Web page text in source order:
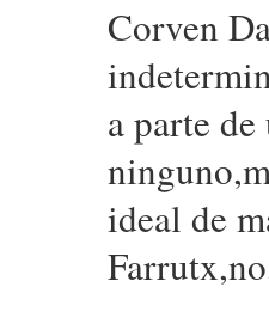
Corven
a parte
ideal de